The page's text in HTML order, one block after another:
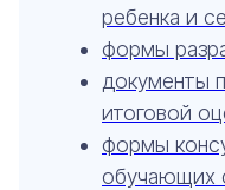
ребенка и
формы
документы
итоговой
формы
обучающих